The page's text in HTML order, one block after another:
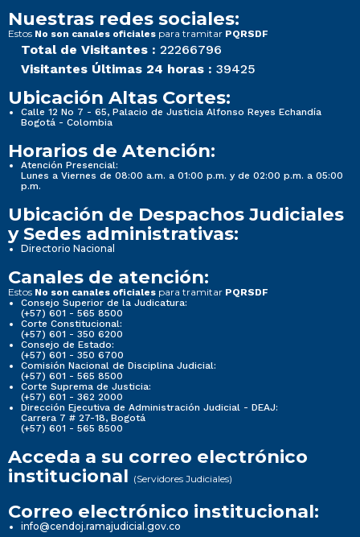
Nuestras redes sociales:
Estos No son canales oficiales para tramitar PQRSDF
Total de Visitantes : 22266796
Visitantes Últimas 24 horas : 39425
Ubicación Altas Cortes:
Calle 12 No 7 - 65, Palacio de Justicia Alfonso Reyes Echandía
Bogotá - Colombia
Horarios de Atención:
Atención Presencial:
Lunes a Viernes de 08:00 a.m. a 01:00 p.m. y de 02:00 p.m. a 05:00
p.m.
Ubicación de Despachos Judiciales
y Sedes administrativas:
Directorio Nacional
Canales de atención:
Estos No son canales oficiales para tramitar PQRSDF
Consejo Superior de la Judicatura:
(+57) 601 - 565 8500
Corte Constitucional:
(+57) 601 - 350 6200
Consejo de Estado:
(+57) 601 - 350 6700
Comisión Nacional de Disciplina Judicial:
(+57) 601 - 565 8500
Corte Suprema de Justicia:
(+57) 601 - 362 2000
Dirección Ejecutiva de Administración Judicial - DEAJ:
Carrera 7 # 27-18, Bogotá
(+57) 601 - 565 8500
Acceda a su correo electrónico
institucional (Servidores Judiciales)
Correo electrónico institucional:
info@cendoj.ramajudicial.gov.co